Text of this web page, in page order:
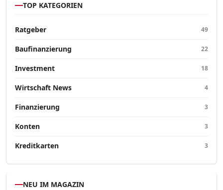
TOP KATEGORIEN
Ratgeber 49
Baufinanzierung 22
Investment 18
Wirtschaft News 4
Finanzierung 3
Konten 3
Kreditkarten 3
NEU IM MAGAZIN